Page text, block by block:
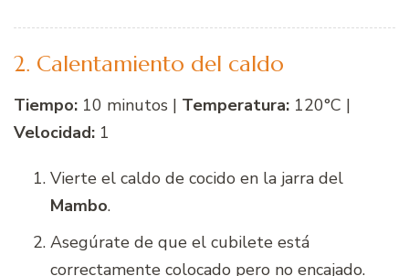
2. Calentamiento del caldo
Tiempo: 10 minutos | Temperatura: 120°C |
Velocidad: 1
Vierte el caldo de cocido en la jarra del
Mambo.
Asegúrate de que el cubilete está
correctamente colocado pero no encajado.